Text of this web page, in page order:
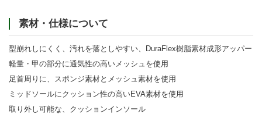
素材・仕様について
型崩れしにくく、汚れを落としやすい、DuraFlex樹脂素材成形アッパー
軽量・甲の部分に通気性の高いメッシュを使用
足首周りに、スポンジ素材とメッシュ素材を使用
ミッドソールにクッション性の高いEVA素材を使用
取り外し可能な、クッションインソール